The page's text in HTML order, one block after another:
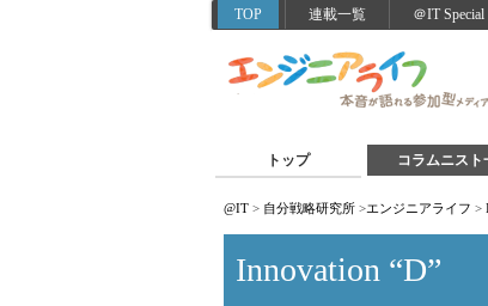
TOP 連載一覧 ＠IT Special
トップ コラムニスト
@IT > 自分戦略研究所 >エンジニアライフ >
Innovation “D”